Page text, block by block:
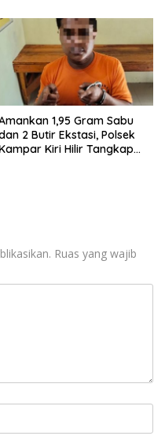
1,95 Gram Sabu
2 Butir Ekstasi, Polsek
Kiri Hilir Tangkap
Ruas yang wajib